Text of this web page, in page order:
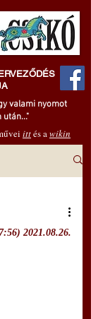
valami nyomot
ittés awikin
2021.08.26.